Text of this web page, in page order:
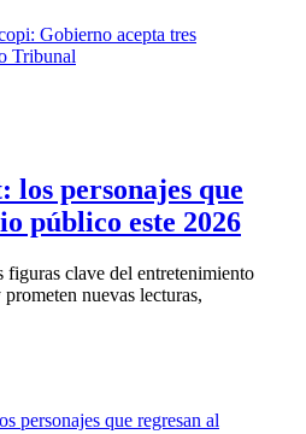
personajes que
público este 2026
figuras clave del entretenimiento
nuevas lecturas,